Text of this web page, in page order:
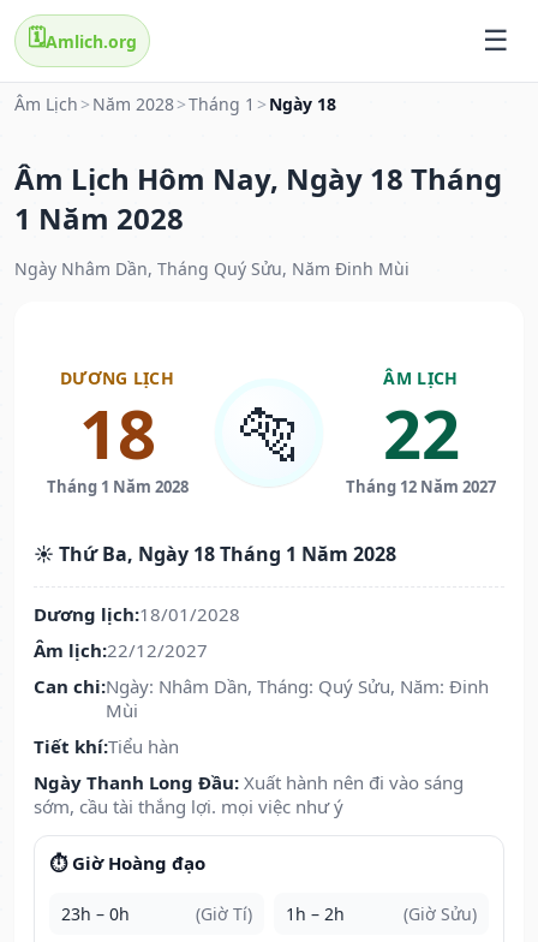
🗓️Amlich.org
Âm Lịch > Năm 2028>Tháng 1 > Ngày 18
Âm Lịch Hôm Nay, Ngày 18 Tháng
1 Năm 2028
Ngày Nhâm Dần, Tháng Quý Sửu, Năm Đinh Mùi
DƯƠNG LỊCH
18
Tháng 1 Năm 2028
🐅
ÂM LỊCH
22
Tháng 12 Năm 2027
☀️ Thứ Ba, Ngày 18 Tháng 1 Năm 2028
Dương lịch:18/01/2028
Âm lịch:22/12/2027
Can chi:Ngày: Nhâm Dần, Tháng: Quý Sửu, Năm: Đinh
Mùi
Tiết khí:Tiểu hàn
Ngày Thanh Long Đầu: Xuất hành nên đi vào sáng
sớm, cầu tài thắng lợi. mọi việc như ý
⏱️ Giờ Hoàng đạo
23h – 0h (Giờ Tí) 1h – 2h (Giờ Sửu)